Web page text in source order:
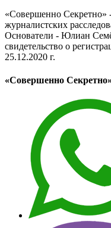
«Совершенно Секретно»
журналистских
Основатели - Юлиан
свидетельство о
25.12.2020 г.
«Совершенно